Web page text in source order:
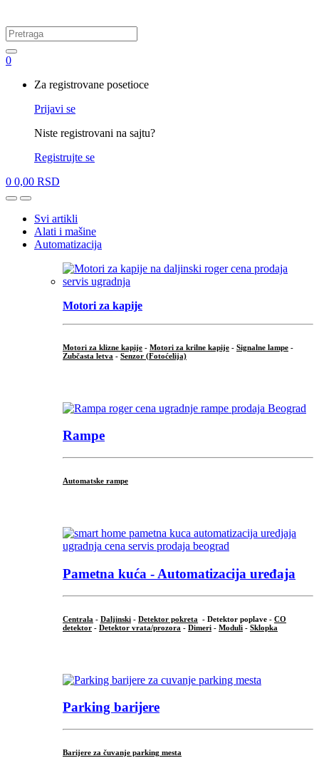
Search
for:
0
Za registrovane posetioce
Prijavi se
Niste registrovani na sajtu?
Registrujte se
0 0,00 RSD
OpenClose
Svi artikli
Alati i mašine
Automatizacija
Motori za kapije
Motori za klizne kapije - Motori za krilne kapije - Signalne lampe -
Zubčasta letva - Senzor (Fotoćelija)
Rampe
Automatske rampe
Pametna kuća - Automatizacija uređaja
Centrala - Daljinski - Detektor pokreta - Detektor poplave - CO
detektor - Detektor vrata/prozora - Dimeri - Moduli - Sklopka
Parking barijere
Barijere za čuvanje parking mesta